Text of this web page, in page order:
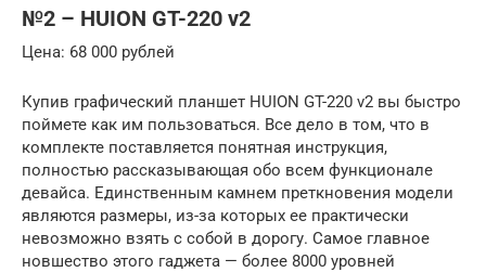
№2 – HUION GT-220 v2
Цена: 68 000 рублей
Купив графический планшет HUION GT-220 v2 вы быстро
поймете как им пользоваться. Все дело в том, что в
комплекте поставляется понятная инструкция,
полностью рассказывающая обо всем функционале
девайса. Единственным камнем преткновения модели
являются размеры, из-за которых ее практически
невозможно взять с собой в дорогу. Самое главное
новшество этого гаджета — более 8000 уровней